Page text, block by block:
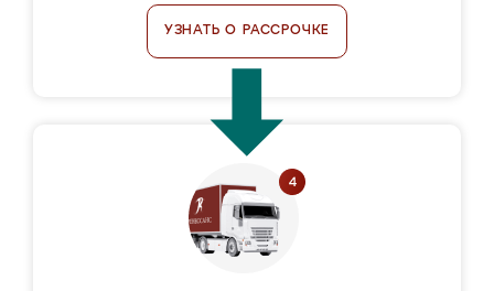
УЗНАТЬ О РАССРОЧКЕ